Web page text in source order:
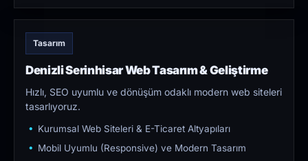
Tasarım
Denizli Serinhisar Web Tasarım & Geliştirme
Hızlı, SEO uyumlu ve dönüşüm odaklı modern web siteleri
tasarlıyoruz.
Kurumsal Web Siteleri & E-Ticaret Altyapıları
Mobil Uyumlu (Responsive) ve Modern Tasarım